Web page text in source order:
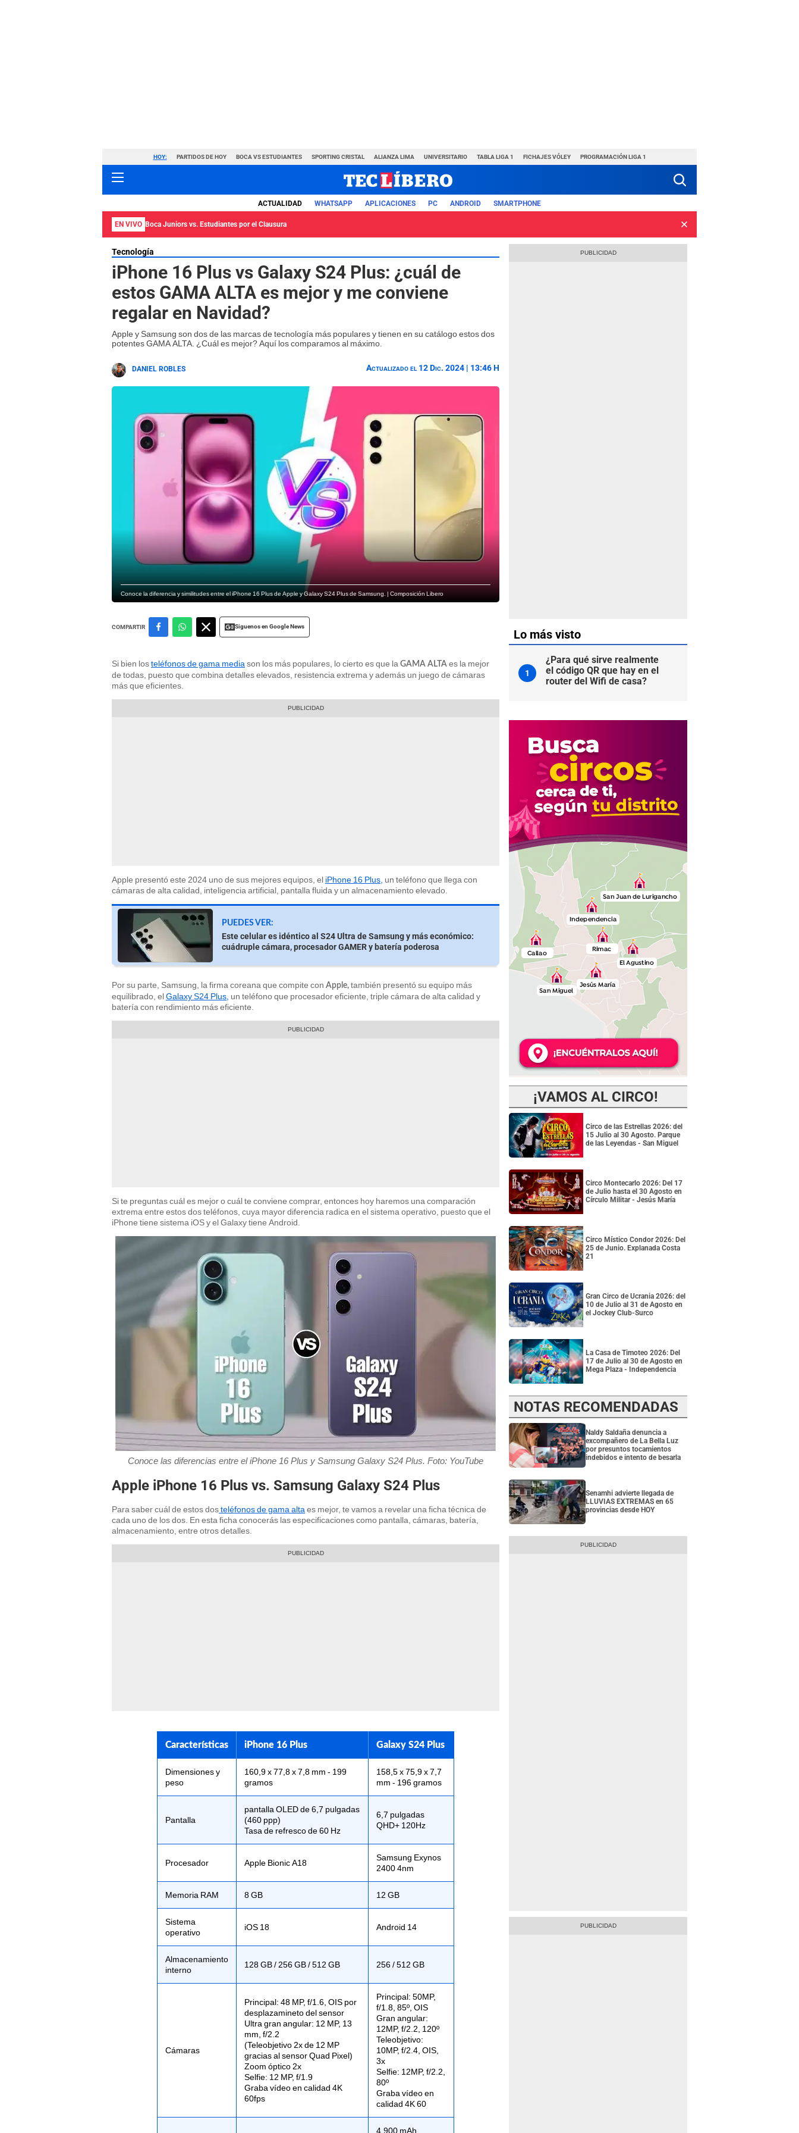
HOY: PARTIDOS DE HOY BOCA VS ESTUDIANTES SPORTING CRISTAL ALIANZA LIMA UNIVERSITARIO TABLA LIGA 1 FICHAJES VÓLEY PROGRAMACIÓN LIGA 1
ACTUALIDAD WHATSAPP APLICACIONES PC ANDROID SMARTPHONE
EN VIVO Boca Juniors vs. Estudiantes por el Clausura
Tecnología
iPhone 16 Plus vs Galaxy S24 Plus: ¿cuál de
estos GAMA ALTA es mejor y me conviene
regalar en Navidad?
Apple y Samsung son dos de las marcas de tecnología más populares y tienen en su catálogo estos dos
potentes GAMA ALTA. ¿Cuál es mejor? Aquí los comparamos al máximo.
DANIEL ROBLES Actualizado el 12 Dic. 2024 | 13:46 H
Conoce la diferencia y similitudes entre el iPhone 16 Plus de Apple y Galaxy S24 Plus de Samsung. | Composición Libero
COMPARTIR Siguenos en Google News
Si bien losteléfonos de gama media son los más populares, lo cierto es que la GAMA ALTA es la mejor
de todas, puesto que combina detalles elevados, resistencia extrema y además un juego de cámaras
más que eficientes.
Apple presentó este 2024 uno de sus mejores equipos, el iPhone 16 Plus, un teléfono que llega con
cámaras de alta calidad, inteligencia artificial, pantalla fluida y un almacenamiento elevado.
PUEDES VER:
Este celular es idéntico al S24 Ultra de Samsung y más económico:
cuádruple cámara, procesador GAMER y batería poderosa
Por su parte, Samsung, la firma coreana que compite con Apple, también presentó su equipo más
equilibrado, elGalaxy S24 Plus, un teléfono que procesador eficiente, triple cámara de alta calidad y
batería con rendimiento más eficiente.
Si te preguntas cuál es mejor o cuál te conviene comprar, entonces hoy haremos una comparación
extrema entre estos dos teléfonos, cuya mayor diferencia radica en el sistema operativo, puesto que el
iPhone tiene sistema iOS y el Galaxy tiene Android.
Conoce las diferencias entre el iPhone 16 Plus y Samsung Galaxy S24 Plus. Foto: YouTube
Apple iPhone 16 Plus vs. Samsung Galaxy S24 Plus
Para saber cuál de estos dosteléfonos de gama altaes mejor, te vamos a revelar una ficha técnica de
cada uno de los dos. En esta ficha conocerás las especificaciones como pantalla, cámaras, batería,
almacenamiento, entre otros detalles.
Características iPhone 16 Plus Galaxy S24 Plus
Dimensiones y
peso
160,9 x 77,8 x 7,8 mm - 199
gramos
158,5 x 75,9 x 7,7
mm - 196 gramos
Pantalla
pantalla OLED de 6,7 pulgadas
(460 ppp)
Tasa de refresco de 60 Hz
6,7 pulgadas
QHD+ 120Hz
Procesador Apple Bionic A18
Samsung Exynos
2400 4nm
Memoria RAM 8 GB 12 GB
Sistema
operativo
iOS 18 Android 14
Almacenamiento
interno
128 GB / 256 GB / 512 GB 256 / 512 GB
Cámaras
Principal: 48 MP, f/1.6, OIS por
desplazamineto del sensor
Ultra gran angular: 12 MP, 13
mm, f/2.2
(Teleobjetivo 2x de 12 MP
gracias al sensor Quad Pixel)
Zoom óptico 2x
Selfie: 12 MP, f/1.9
Graba vídeo en calidad 4K
60fps
Principal: 50MP,
f/1.8, 85º, OIS
Gran angular:
12MP, f/2.2, 120º
Teleobjetivo:
10MP, f/2.4, OIS,
3x
Selfie: 12MP, f/2.2,
80º
Graba vídeo en
calidad 4K 60
4.900 mAh
Lo más visto
1
¿Para qué sirve realmente
el código QR que hay en el
router del Wifi de casa?
¡VAMOS AL CIRCO!
Circo de las Estrellas 2026: del
15 Julio al 30 Agosto. Parque
de las Leyendas - San Miguel
Circo Montecarlo 2026: Del 17
de Julio hasta el 30 Agosto en
Círculo Militar - Jesús María
Circo Místico Condor 2026: Del
25 de Junio. Explanada Costa
21
Gran Circo de Ucrania 2026: del
10 de Julio al 31 de Agosto en
el Jockey Club-Surco
La Casa de Timoteo 2026: Del
17 de Julio al 30 de Agosto en
Mega Plaza - Independencia
NOTAS RECOMENDADAS
Naldy Saldaña denuncia a
excompañero de La Bella Luz
por presuntos tocamientos
indebidos e intento de besarla
Senamhi advierte llegada de
LLUVIAS EXTREMAS en 65
provincias desde HOY